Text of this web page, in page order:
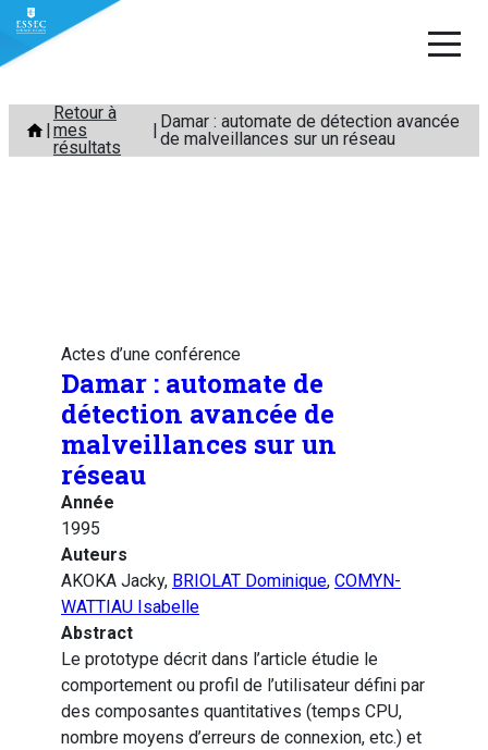
Aller
contenu
Retour à
mes
résultats
Damar : automate de détection avancée
de malveillances sur un réseau
Actes d’une conférence
Damar : automate de
détection avancée de
malveillances sur un
réseau
Année
1995
Auteurs
AKOKA Jacky, BRIOLAT Dominique, COMYN-
WATTIAU Isabelle
Abstract
Le prototype décrit dans l’article étudie le
comportement ou profil de l’utilisateur défini par
des composantes quantitatives (temps CPU,
nombre moyens d’erreurs de connexion, etc.) et